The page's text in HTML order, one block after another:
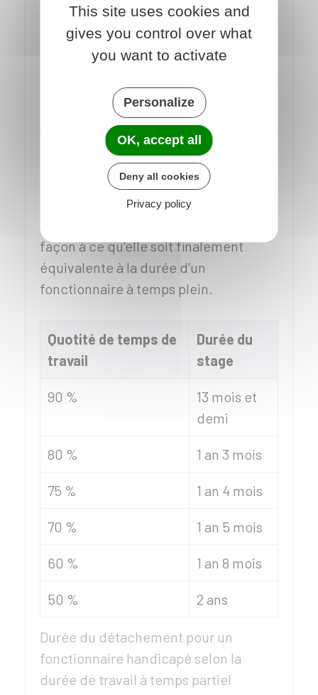
détachement prévoit un stage ou une
formation initiale pour les lauréats du
concours interne, le détachement est
de cette formation.
Si le statut particulier n'en prévoit pas,
le détachement est prononcé pour
Si vous êtes à temps partiel, la durée
façon à ce qu'elle soit finalement
équivalente à la durée d'un
fonctionnaire à temps plein.
Durée du détachement pour un
fonctionnaire handicapé selon la
durée de travail à temps partiel
Quotité de temps de
travail
Durée du
stage
90 %
13 mois et
demi
80 % 1 an 3 mois
75 % 1 an 4 mois
70 % 1 an 5 mois
60 % 1 an 8 mois
50 % 2 ans
This site uses cookies and
gives you control over what
you want to activate
Personalize
OK, accept all
Deny all cookies
Privacy policy